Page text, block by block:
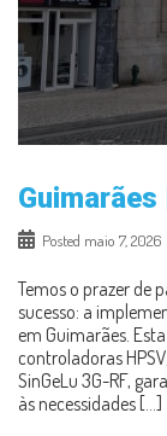
Posted maio 7, 2026
Temos o prazer de
sucesso: a
em Guimarães.
controladoras
SinGeLu 3G-RF,
às necessidades […]